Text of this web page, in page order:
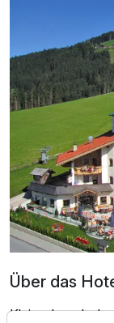
Familienzimmer
2 Erwachsene
Über das
Klein, aber oho!